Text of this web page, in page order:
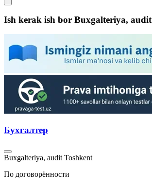
Ish kerak ish bor Buxgalteriya, audit
Бухгалтер
Buxgalteriya, audit Toshkent
По договорённости